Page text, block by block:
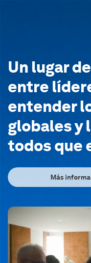
Un lugar
entre
entender
globales y
todos que
Más